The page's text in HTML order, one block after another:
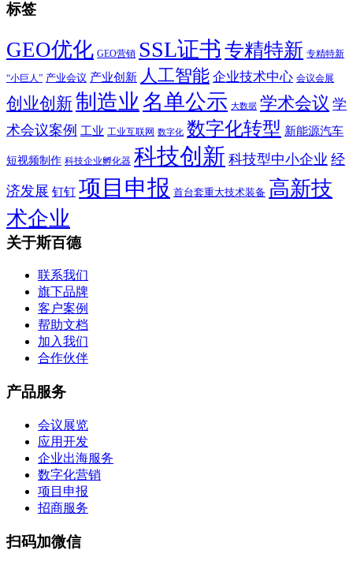
标签
GEO优化 GEO营销 SSL证书 专精特新 专精特新
“小巨人” 产业会议 产业创新 人工智能 企业技术中心 会议会展
创业创新制造业 名单公示 大数据 学术会议 学
术会议案例 工业 工业互联网 数字化 数字化转型 新能源汽车
短视频制作 科技企业孵化器 科技创新 科技型中小企业 经
济发展 钉钉 项目申报 首台套重大技术装备 高新技
术企业
关于斯百德
联系我们
旗下品牌
客户案例
帮助文档
加入我们
合作伙伴
产品服务
会议展览
应用开发
企业出海服务
数字化营销
项目申报
招商服务
扫码加微信